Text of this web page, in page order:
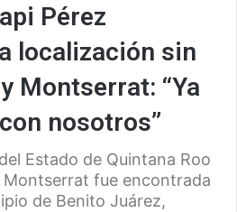
Pérez
localización sin
Montserrat: “Ya
nosotros”
Estado de Quintana Roo
fue encontrada
de Benito Juárez,